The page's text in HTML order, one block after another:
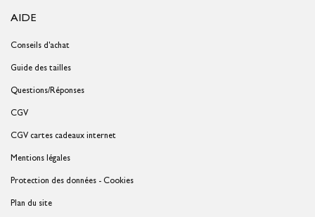
AIDE
Conseils d'achat
Guide des tailles
Questions/Réponses
CGV
CGV cartes cadeaux internet
Mentions légales
Protection des données - Cookies
Plan du site